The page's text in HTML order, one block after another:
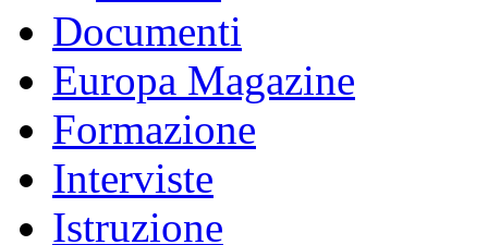
Documenti
Europa Magazine
Formazione
Interviste
Istruzione